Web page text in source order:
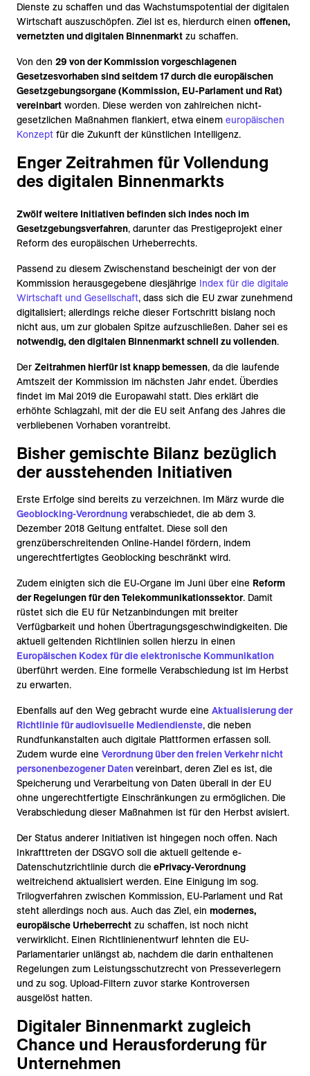
Dienste zu schaffen und das Wachstumspotential der digitalen
Wirtschaft auszuschöpfen. Ziel ist es, hierdurch einen offenen,
vernetzten und digitalen Binnenmarkt zu schaffen.
Von den 29 von der Kommission vorgeschlagenen
Gesetzesvorhaben sind seitdem 17 durch die europäischen
Gesetzgebungsorgane (Kommission, EU-Parlament und Rat)
vereinbart worden. Diese werden von zahlreichen nicht-
gesetzlichen Maßnahmen flankiert, etwa einem europäischen
Konzept für die Zukunft der künstlichen Intelligenz.
Enger Zeitrahmen für Vollendung
des digitalen Binnenmarkts
Zwölf weitere Initiativen befinden sich indes noch im
Gesetzgebungsverfahren, darunter das Prestigeprojekt einer
Reform des europäischen Urheberrechts.
Passend zu diesem Zwischenstand bescheinigt der von der
Kommission herausgegebene diesjährige Index für die digitale
Wirtschaft und Gesellschaft, dass sich die EU zwar zunehmend
digitalisiert; allerdings reiche dieser Fortschritt bislang noch
nicht aus, um zur globalen Spitze aufzuschließen. Daher sei es
notwendig, den digitalen Binnenmarkt schnell zu vollenden.
Der Zeitrahmen hierfür ist knapp bemessen, da die laufende
Amtszeit der Kommission im nächsten Jahr endet. Überdies
findet im Mai 2019 die Europawahl statt. Dies erklärt die
erhöhte Schlagzahl, mit der die EU seit Anfang des Jahres die
verbliebenen Vorhaben vorantreibt.
Bisher gemischte Bilanz bezüglich
der ausstehenden Initiativen
Erste Erfolge sind bereits zu verzeichnen. Im März wurde die
Geoblocking-Verordnung verabschiedet, die ab dem 3.
Dezember 2018 Geltung entfaltet. Diese soll den
grenzüberschreitenden Online-Handel fördern, indem
ungerechtfertigtes Geoblocking beschränkt wird.
Zudem einigten sich die EU-Organe im Juni über eine Reform
der Regelungen für den Telekommunikationssektor. Damit
rüstet sich die EU für Netzanbindungen mit breiter
Verfügbarkeit und hohen Übertragungsgeschwindigkeiten. Die
aktuell geltenden Richtlinien sollen hierzu in einen
Europäischen Kodex für die elektronische Kommunikation
überführt werden. Eine formelle Verabschiedung ist im Herbst
zu erwarten.
Ebenfalls auf den Weg gebracht wurde eine Aktualisierung der
Richtlinie für audiovisuelle Mediendienste, die neben
Rundfunkanstalten auch digitale Plattformen erfassen soll.
Zudem wurde eine Verordnung über den freien Verkehr nicht
personenbezogener Datenvereinbart, deren Ziel es ist, die
Speicherung und Verarbeitung von Daten überall in der EU
ohne ungerechtfertigte Einschränkungen zu ermöglichen. Die
Verabschiedung dieser Maßnahmen ist für den Herbst avisiert.
Der Status anderer Initiativen ist hingegen noch offen. Nach
Inkrafttreten der DSGVO soll die aktuell geltende e-
Datenschutzrichtlinie durch die ePrivacy-Verordnung
weitreichend aktualisiert werden. Eine Einigung im sog.
Trilogverfahren zwischen Kommission, EU-Parlament und Rat
steht allerdings noch aus. Auch das Ziel, ein modernes,
europäische Urheberrecht zu schaffen, ist noch nicht
verwirklicht. Einen Richtlinienentwurf lehnten die EU-
Parlamentarier unlängst ab, nachdem die darin enthaltenen
Regelungen zum Leistungsschutzrecht von Presseverlegern
und zu sog. Upload-Filtern zuvor starke Kontroversen
ausgelöst hatten.
Digitaler Binnenmarkt zugleich
Chance und Herausforderung für
Unternehmen